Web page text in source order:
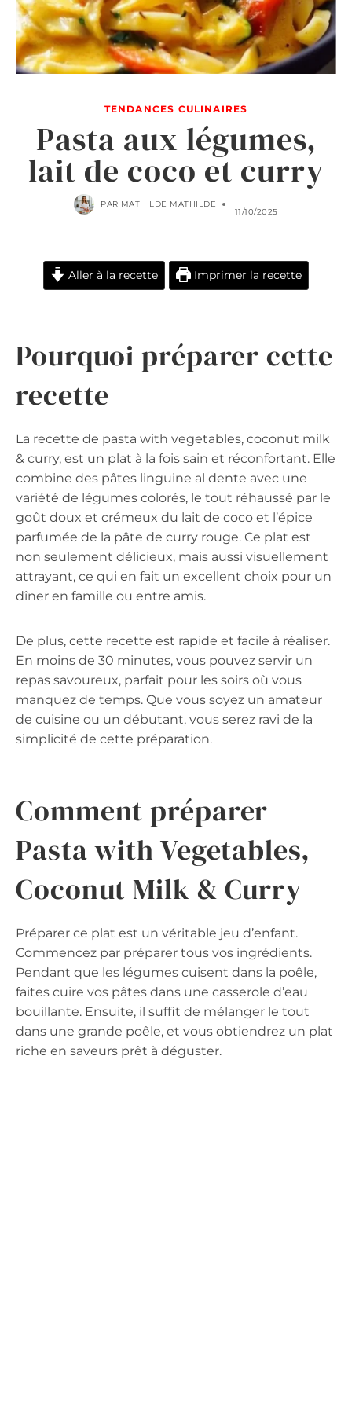
TENDANCES CULINAIRES
Pasta aux légumes,
lait de coco et curry
PAR MATHILDE MATHILDE
11/10/2025
Aller à la recette Imprimer la recette
Pourquoi préparer cette
recette
La recette de pasta with vegetables, coconut milk
& curry, est un plat à la fois sain et réconfortant. Elle
combine des pâtes linguine al dente avec une
variété de légumes colorés, le tout réhaussé par le
goût doux et crémeux du lait de coco et l’épice
parfumée de la pâte de curry rouge. Ce plat est
non seulement délicieux, mais aussi visuellement
attrayant, ce qui en fait un excellent choix pour un
dîner en famille ou entre amis.
De plus, cette recette est rapide et facile à réaliser.
En moins de 30 minutes, vous pouvez servir un
repas savoureux, parfait pour les soirs où vous
manquez de temps. Que vous soyez un amateur
de cuisine ou un débutant, vous serez ravi de la
simplicité de cette préparation.
Comment préparer
Pasta with Vegetables,
Coconut Milk & Curry
Préparer ce plat est un véritable jeu d’enfant.
Commencez par préparer tous vos ingrédients.
Pendant que les légumes cuisent dans la poêle,
faites cuire vos pâtes dans une casserole d’eau
bouillante. Ensuite, il suffit de mélanger le tout
dans une grande poêle, et vous obtiendrez un plat
riche en saveurs prêt à déguster.